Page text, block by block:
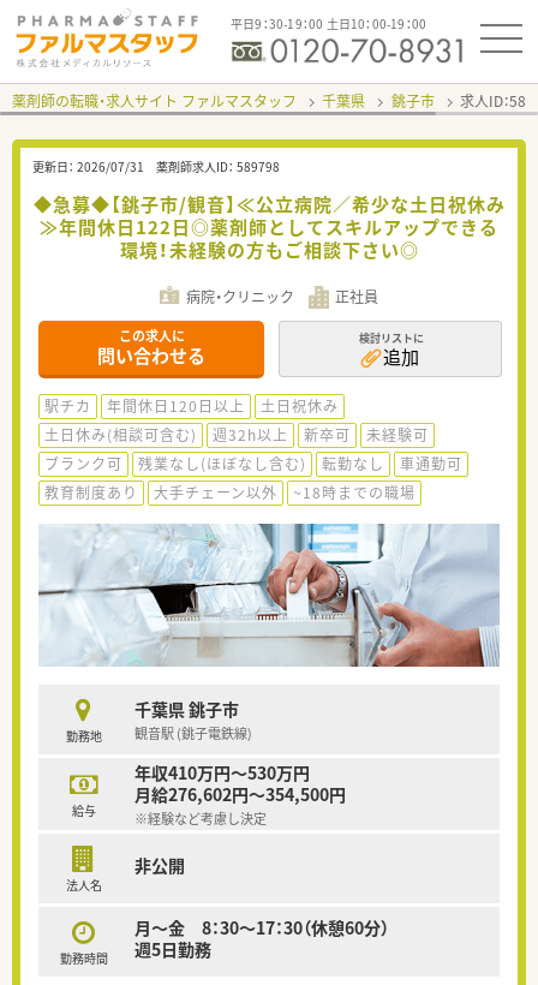
平日9：30-19：00 土日10：00-19：00
薬剤師の転職・求人サイト ファルマスタッフ 千葉県 銚子市 求人ID：
更新日： 2026/07/31 薬剤師求人ID： 589798
◆急募◆【銚子市/観音】≪公立病院／希少な土日祝休み
≫年間休日122日◎薬剤師としてスキルアップできる
環境！未経験の方もご相談下さい◎
病院・クリニック 正社員
この求人に
問い合わせる
検討リストに
追加
駅チカ 年間休日120日以上
土日祝休み
土日休み(相談可含む)
週32h以上 新卒可
未経験可
ブランク可
残業なし(ほぼなし含む) 転勤なし
車通勤可
教育制度あり
大手チェーン以外 ~18時までの職場
勤務地
千葉県 銚子市
観音駅 (銚子電鉄線)
給与
年収410万円～530万円
月給276,602円～354,500円
※経験など考慮し決定
法人名
非公開
勤務時間
月～金 8：30～17：30（休憩60分）
週5日勤務